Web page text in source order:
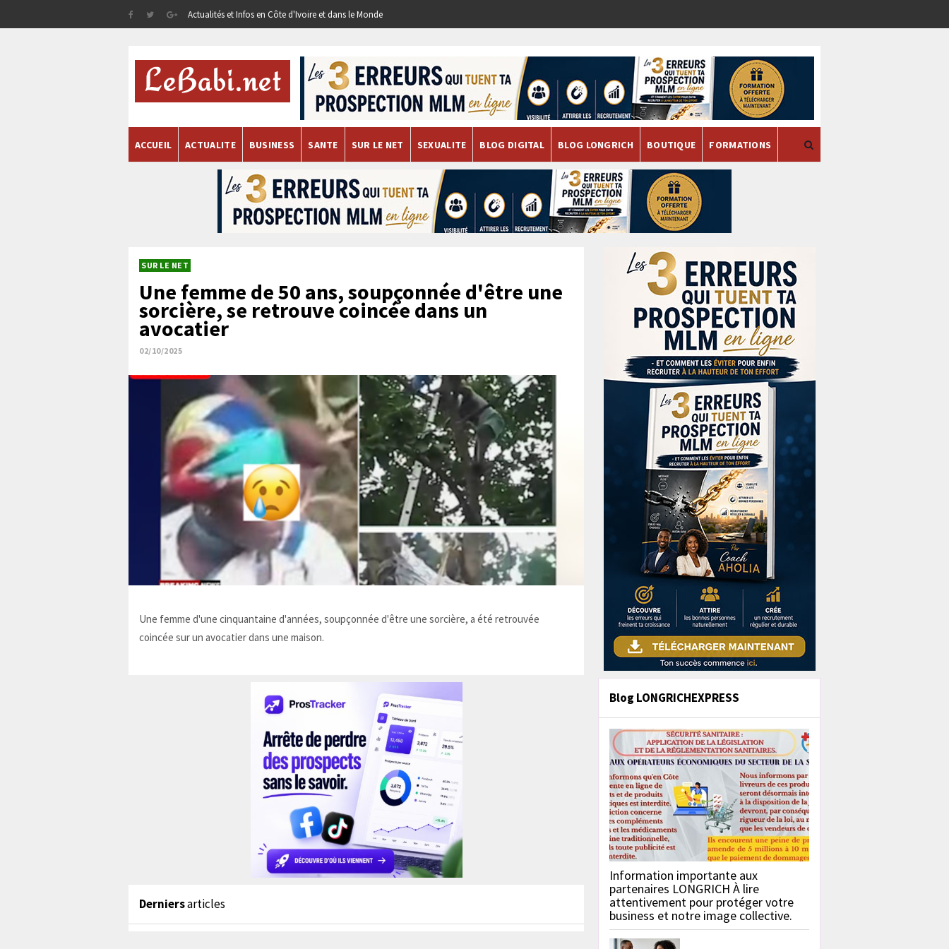
Actualités et Infos en Côte d'Ivoire et dans le Monde
ACCUEIL ACTUALITE BUSINESS SANTE SUR LE NET SEXUALITE BLOG DIGITAL BLOG LONGRICH BOUTIQUE FORMATIONS
SUR LE NET
Une femme de 50 ans, soupçonnée d'être une
sorcière, se retrouve coincée dans un
avocatier
02/10/2025
Une femme d'une cinquantaine d'années, soupçonnée d'être une sorcière, a été retrouvée
coincée sur un avocatier dans une maison.
Derniersarticles
Blog LONGRICHEXPRESS
Information importante aux
partenaires LONGRICH À lire
attentivement pour protéger votre
business et notre image collective.